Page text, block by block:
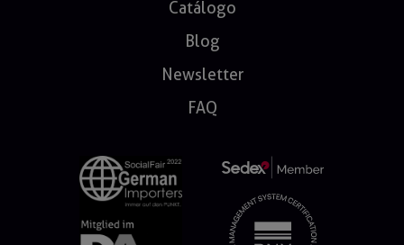
Catálogo
Blog
Newsletter
FAQ